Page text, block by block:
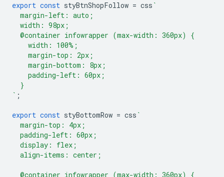
export const styBtnShopFollow = css `
  margin-left: auto;
  width: 98px;
  @container infowrapper (max-width: 360px) {
    width: 100%;
    margin-top: 2px;
    margin-bottom: 8px;
    padding-left: 60px;
  }
` ;
export const styBottomRow = css `
  margin-top: 4px;
  padding-left: 60px;
  display: flex;
  align-items: center;
  @container infowrapper (max-width: 360px) {